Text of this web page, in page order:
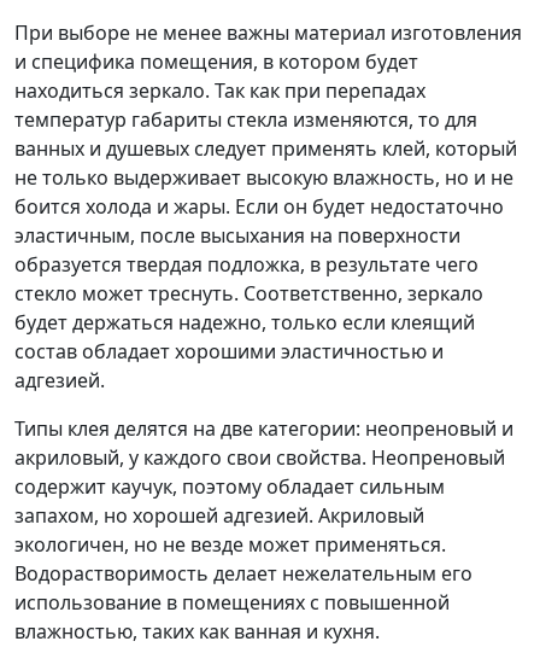
При выборе не менее важны материал изготовления
и специфика помещения, в котором будет
находиться зеркало. Так как при перепадах
температур габариты стекла изменяются, то для
ванных и душевых следует применять клей, который
не только выдерживает высокую влажность, но и не
боится холода и жары. Если он будет недостаточно
эластичным, после высыхания на поверхности
образуется твердая подложка, в результате чего
стекло может треснуть. Соответственно, зеркало
будет держаться надежно, только если клеящий
состав обладает хорошими эластичностью и
адгезией.
Типы клея делятся на две категории: неопреновый и
акриловый, у каждого свои свойства. Неопреновый
содержит каучук, поэтому обладает сильным
запахом, но хорошей адгезией. Акриловый
экологичен, но не везде может применяться.
Водорастворимость делает нежелательным его
использование в помещениях с повышенной
влажностью, таких как ванная и кухня.